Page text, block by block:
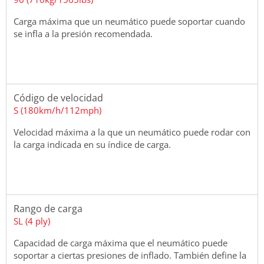
Carga máxima que un neumático puede soportar cuando
se infla a la presión recomendada.
Código de velocidad
S (180km/h/112mph)
Velocidad máxima a la que un neumático puede rodar con
la carga indicada en su índice de carga.
Rango de carga
SL (4 ply)
Capacidad de carga máxima que el neumático puede
soportar a ciertas presiones de inflado. También define la